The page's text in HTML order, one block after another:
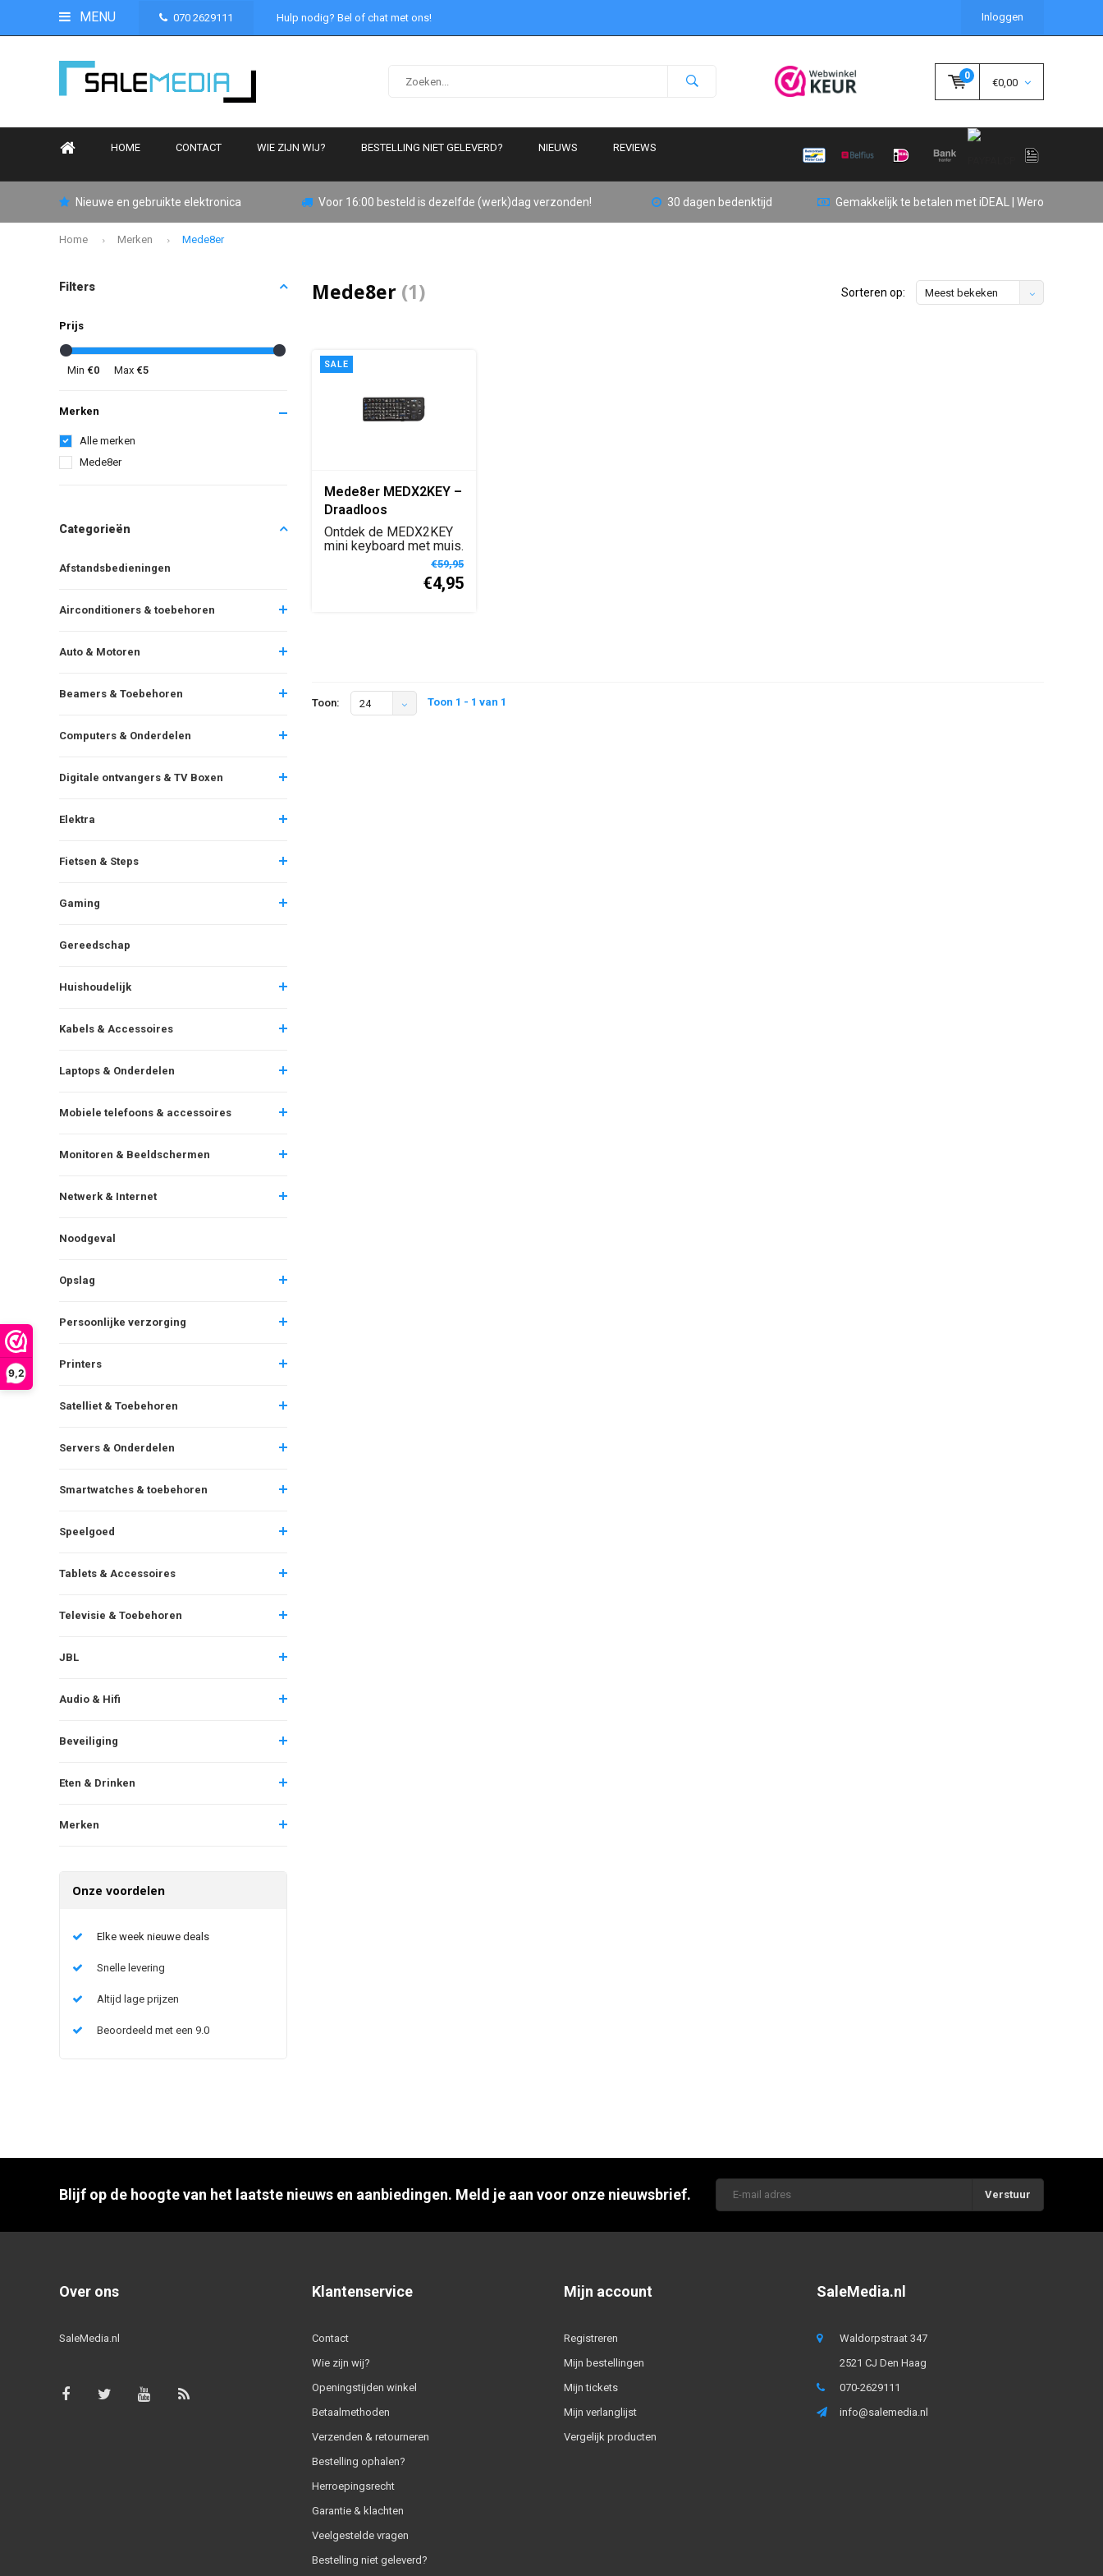
9,2
MENU 070 2629111 Hulp nodig? Bel of chat met ons! Inloggen
0
€0,00
HOME CONTACT WIE ZIJN WIJ? BESTELLING NIET GELEVERD? NIEUWS REVIEWS
Nieuwe en gebruikte elektronica Voor 16:00 besteld is dezelfde (werk)dag verzonden! 30 dagen bedenktijd Gemakkelijk te betalen met iDEAL | Wero
Home Merken Mede8er
Filters
Prijs
Min €0 Max €5
Merken
Alle merken
Mede8er
Categorieën
Afstandsbedieningen
Airconditioners & toebehoren
Auto & Motoren
Beamers & Toebehoren
Computers & Onderdelen
Digitale ontvangers & TV Boxen
Elektra
Fietsen & Steps
Gaming
Gereedschap
Huishoudelijk
Kabels & Accessoires
Laptops & Onderdelen
Mobiele telefoons & accessoires
Monitoren & Beeldschermen
Netwerk & Internet
Noodgeval
Opslag
Persoonlijke verzorging
Printers
Satelliet & Toebehoren
Servers & Onderdelen
Smartwatches & toebehoren
Speelgoed
Tablets & Accessoires
Televisie & Toebehoren
JBL
Audio & Hifi
Beveiliging
Eten & Drinken
Merken
Onze voordelen
Elke week nieuwe deals
Snelle levering
Altijd lage prijzen
Beoordeeld met een 9.0
Mede8er (1) Sorteren op: Meest bekeken
SALE
Mede8er MEDX2KEY –
Draadloos
Toetsenbord en Muis
in één
Ontdek de MEDX2KEY
mini keyboard met muis.
€59,95
€4,95
Toon: 24 Toon 1 - 1 van 1
Blijf op de hoogte van het laatste nieuws en aanbiedingen. Meld je aan voor onze nieuwsbrief. Verstuur
Over ons
SaleMedia.nl
Klantenservice
Contact
Wie zijn wij?
Openingstijden winkel
Betaalmethoden
Verzenden & retourneren
Bestelling ophalen?
Herroepingsrecht
Garantie & klachten
Veelgestelde vragen
Bestelling niet geleverd?
Mijn account
Registreren
Mijn bestellingen
Mijn tickets
Mijn verlanglijst
Vergelijk producten
SaleMedia.nl
Waldorpstraat 347
2521 CJ Den Haag
070-2629111
info@salemedia.nl